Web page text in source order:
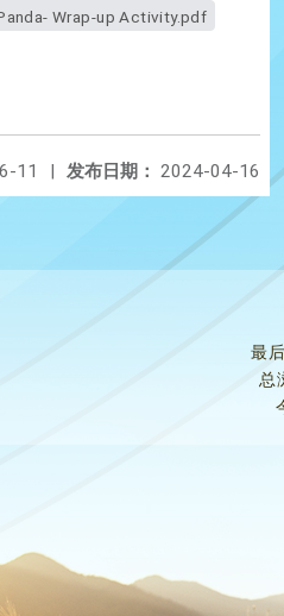
Wrap-up Activity.pdf
发布日期： 2024-04-16
11 |
最
总